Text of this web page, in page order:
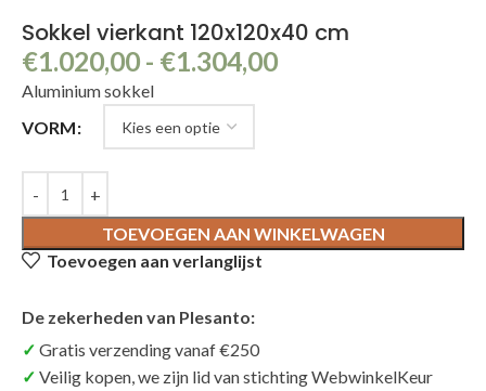
Sokkel vierkant 120x120x40 cm
€1.020,00 - €1.304,00
Aluminium sokkel
VORM
TOEVOEGEN AAN WINKELWAGEN
Toevoegen aan verlanglijst
De zekerheden van Plesanto:
Gratis verzending vanaf €250
Veilig kopen, we zijn lid van stichting WebwinkelKeur